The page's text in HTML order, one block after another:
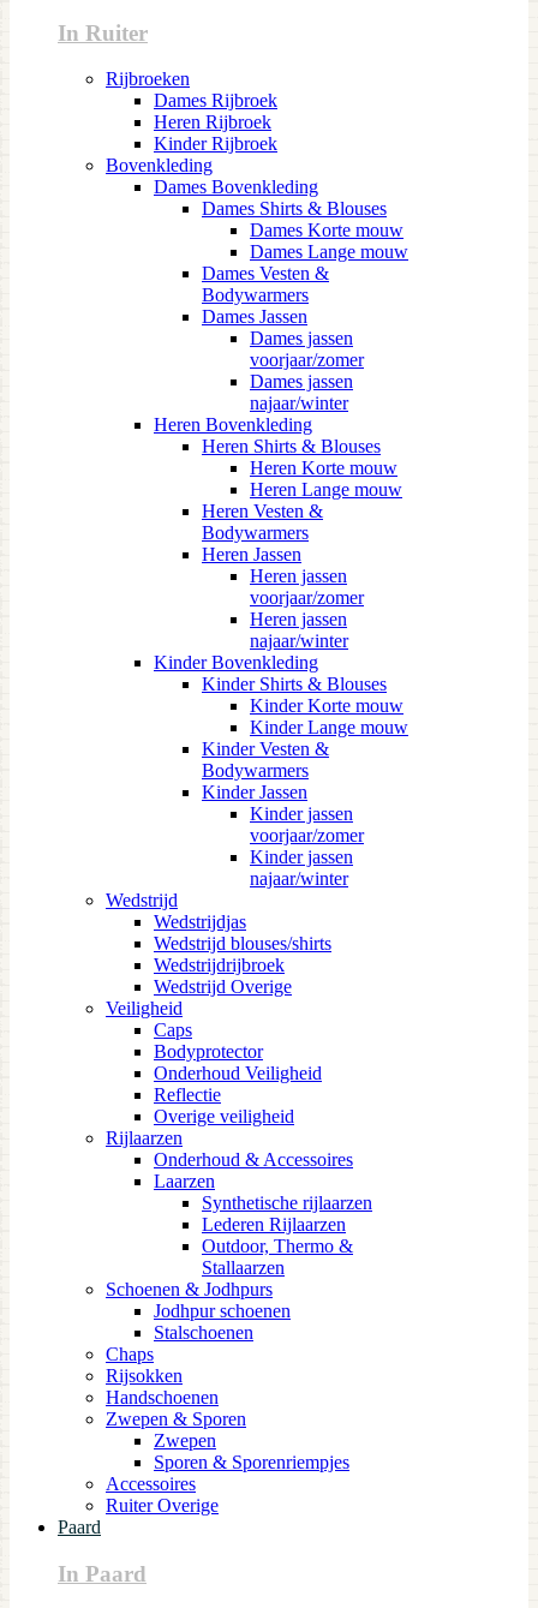
In Ruiter
Rijbroeken
Dames Rijbroek
Heren Rijbroek
Kinder Rijbroek
Bovenkleding
Dames Bovenkleding
Dames Shirts & Blouses
Dames Korte mouw
Dames Lange mouw
Dames Vesten &
Bodywarmers
Dames Jassen
Dames jassen
voorjaar/zomer
Dames jassen
najaar/winter
Heren Bovenkleding
Heren Shirts & Blouses
Heren Korte mouw
Heren Lange mouw
Heren Vesten &
Bodywarmers
Heren Jassen
Heren jassen
voorjaar/zomer
Heren jassen
najaar/winter
Kinder Bovenkleding
Kinder Shirts & Blouses
Kinder Korte mouw
Kinder Lange mouw
Kinder Vesten &
Bodywarmers
Kinder Jassen
Kinder jassen
voorjaar/zomer
Kinder jassen
najaar/winter
Wedstrijd
Wedstrijdjas
Wedstrijd blouses/shirts
Wedstrijdrijbroek
Wedstrijd Overige
Veiligheid
Caps
Bodyprotector
Onderhoud Veiligheid
Reflectie
Overige veiligheid
Rijlaarzen
Onderhoud & Accessoires
Laarzen
Synthetische rijlaarzen
Lederen Rijlaarzen
Outdoor, Thermo &
Stallaarzen
Schoenen & Jodhpurs
Jodhpur schoenen
Stalschoenen
Chaps
Rijsokken
Handschoenen
Zwepen & Sporen
Zwepen
Sporen & Sporenriempjes
Accessoires
Ruiter Overige
Paard
In Paard